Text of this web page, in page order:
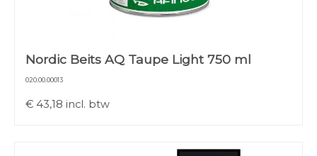
Nordic Beits AQ Taupe Light 750 ml
020.00.00013
€ 43,18 incl. btw